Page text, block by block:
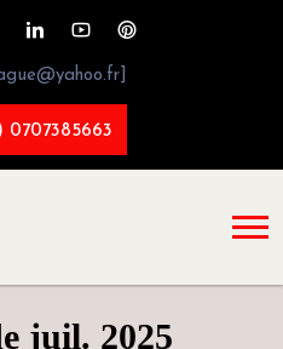
0707385663
juil. 2025